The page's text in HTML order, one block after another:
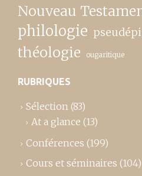
Nouveau
philologie
théologie ougaritique
RUBRIQUES
Sélection (83)
At a glance (13)
Conférences (199)
Cours et séminaires (104)